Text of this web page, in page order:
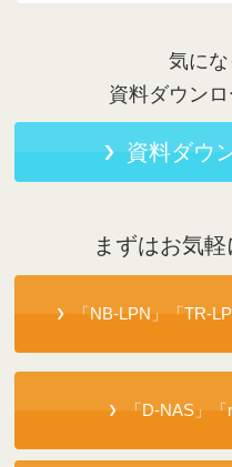
気に
資料ダウンロ
資料ダウ
まずはお気
「NB-LPN」「TR-
「D-NAS」